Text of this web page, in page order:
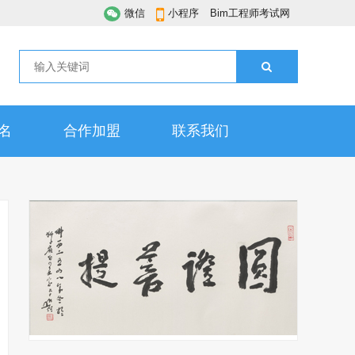
微信 小程序 Bim工程师考试网
合作加盟 联系我们